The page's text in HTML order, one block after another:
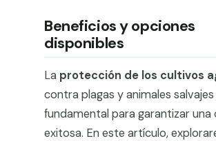
Beneficios y opciones
disponibles
La protección de los cultivos
contra plagas y animales salvajes
fundamental para garantizar una
exitosa. En este artículo,